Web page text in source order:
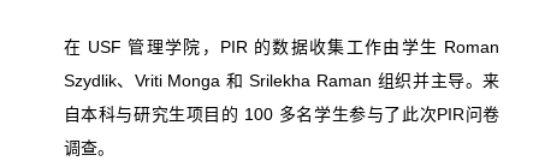
在 USF 管理学院，PIR 的数据收集工作由学生 Roman
Szydlik、Vriti Monga 和 Srilekha Raman 组织并主导。来
自本科与研究生项目的 100 多名学生参与了此次PIR问卷
调查。